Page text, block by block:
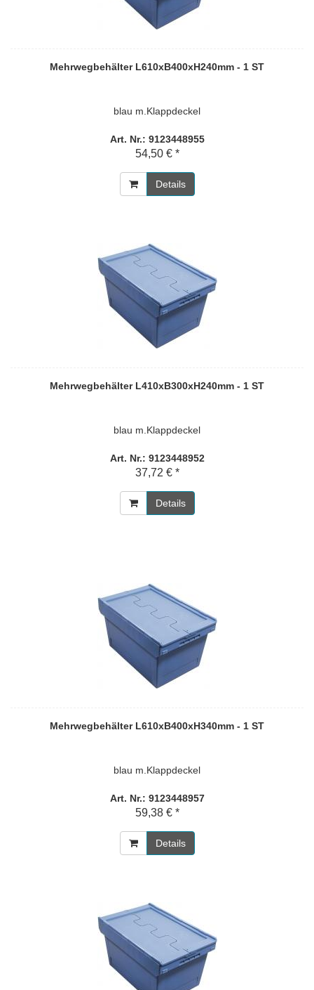
Mehrwegbehälter L610xB400xH240mm - 1 ST
blau m.Klappdeckel
Art. Nr.: 9123448955
54,50 € *
Details
Mehrwegbehälter L410xB300xH240mm - 1 ST
blau m.Klappdeckel
Art. Nr.: 9123448952
37,72 € *
Details
Mehrwegbehälter L610xB400xH340mm - 1 ST
blau m.Klappdeckel
Art. Nr.: 9123448957
59,38 € *
Details